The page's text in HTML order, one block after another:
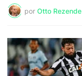
por Otto Rezende